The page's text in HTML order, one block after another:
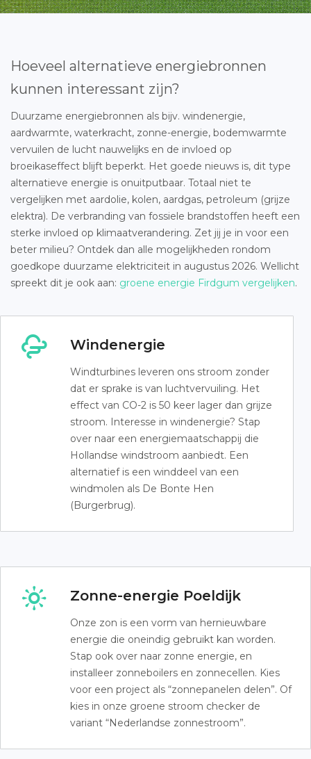
Hoeveel alternatieve energiebronnen
kunnen interessant zijn?
Duurzame energiebronnen als bijv. windenergie,
aardwarmte, waterkracht, zonne-energie, bodemwarmte
vervuilen de lucht nauwelijks en de invloed op
broeikaseffect blijft beperkt. Het goede nieuws is, dit type
alternatieve energie is onuitputbaar. Totaal niet te
vergelijken met aardolie, kolen, aardgas, petroleum (grijze
elektra). De verbranding van fossiele brandstoffen heeft een
sterke invloed op klimaatverandering. Zet jij je in voor een
beter milieu? Ontdek dan alle mogelijkheden rondom
goedkope duurzame elektriciteit in augustus 2026. Wellicht
spreekt dit je ook aan: groene energie Firdgum vergelijken.
Windenergie
Windturbines leveren ons stroom zonder
dat er sprake is van luchtvervuiling. Het
effect van CO-2 is 50 keer lager dan grijze
stroom. Interesse in windenergie? Stap
over naar een energiemaatschappij die
Hollandse windstroom aanbiedt. Een
alternatief is een winddeel van een
windmolen als De Bonte Hen
(Burgerbrug).
Zonne-energie Poeldijk
Onze zon is een vorm van hernieuwbare
energie die oneindig gebruikt kan worden.
Stap ook over naar zonne energie, en
installeer zonneboilers en zonnecellen. Kies
voor een project als “zonnepanelen delen”. Of
kies in onze groene stroom checker de
variant “Nederlandse zonnestroom”.